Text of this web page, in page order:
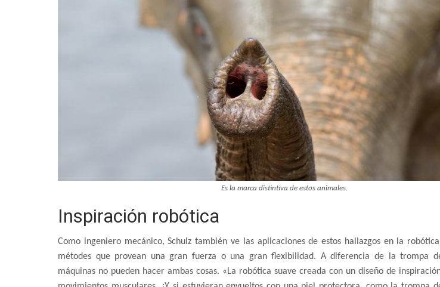
Es la marca distintiva de estos animales.
Inspiración robótica
Como ingeniero mecánico, Schulz también ve las aplicaciones de estos hallazgos en la
métodes que provean una gran fuerza o una gran flexibilidad. A diferencia de la trompa
máquinas no pueden hacer ambas cosas. «La robótica suave creada con un diseño de